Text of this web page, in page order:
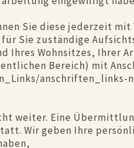
Sie diese jederzeit
Sie zuständige
Ihres Wohnsitzes, Ihrer
Bereich) mit
anschriften_links-
weiter. Eine
Wir geben Ihre